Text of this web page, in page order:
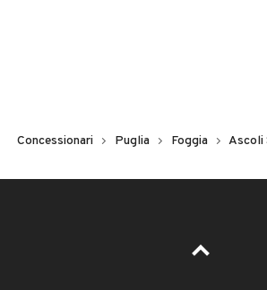
Concessionari Puglia Foggia Ascoli